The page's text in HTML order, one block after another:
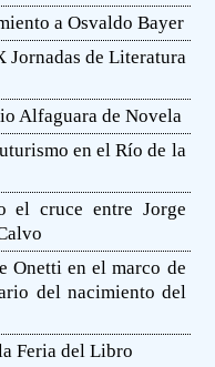
a Osvaldo Bayer
Jornadas de Literatura
Alfaguara de Novela
en el Río de la
el cruce entre Jorge
Onetti en el marco de
del nacimiento del
Feria del Libro